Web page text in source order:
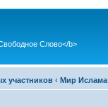
Слово</b>
участников ‹ Мир Ислама